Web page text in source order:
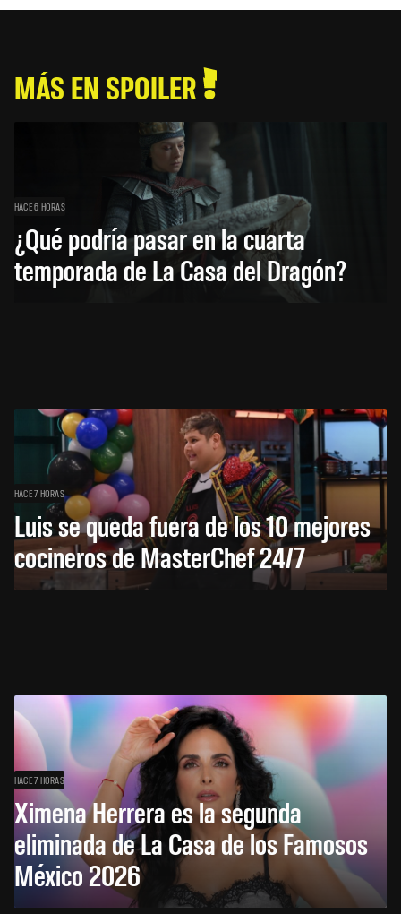
MÁS EN SPOILER
HACE 6 HORAS
¿Qué podría pasar en la cuarta
temporada de La Casa del Dragón?
HACE 7 HORAS
Luis se queda fuera de los 10 mejores
cocineros de MasterChef 24/7
HACE 7 HORAS
Ximena Herrera es la segunda
eliminada de La Casa de los Famosos
México 2026